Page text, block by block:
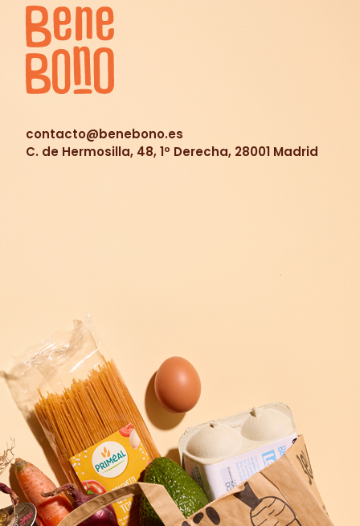
contacto@benebono.es
C. de Hermosilla, 48, 1º Derecha, 28001 Madrid